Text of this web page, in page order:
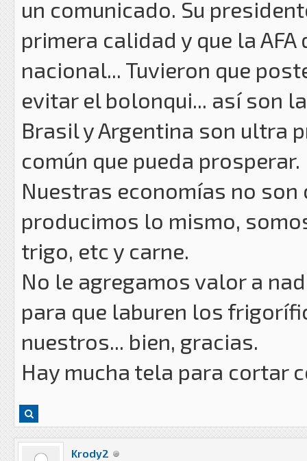
un comunicado. Su
primera calidad y que la
nacional... Tuvieron que
evitar el bolonqui... así son
Brasil y Argentina son ultra
común que pueda prosperar.
Nuestras economías no
producimos lo mismo,
trigo, etc y carne.
No le agregamos valor a
para que laburen los
nuestros... bien, gracias.
Hay mucha tela para cortar
Krody2